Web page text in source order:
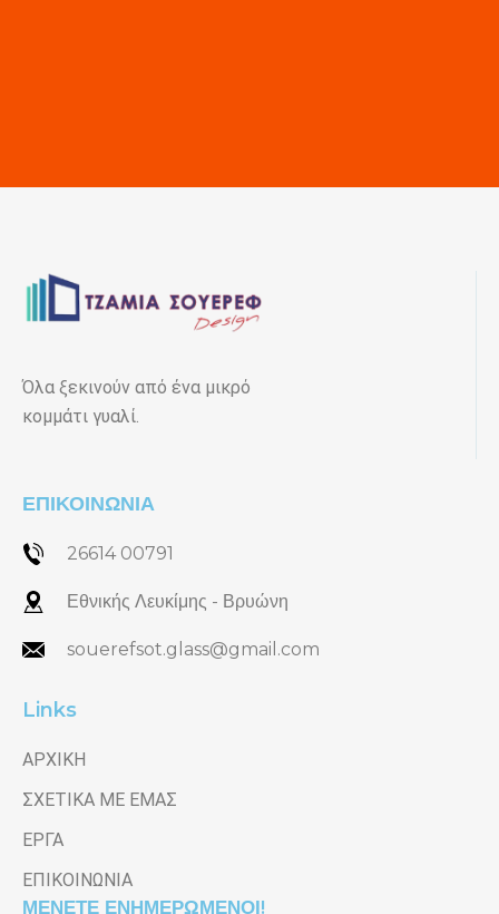
Όλα ξεκινούν από ένα μικρό
κομμάτι γυαλί.
ΕΠΙΚΟΙΝΩΝΙΑ
26614 00791
Εθνικής Λευκίμης - Βρυώνη
souerefsot.glass@gmail.com
Links
ΑΡΧΙΚΗ
ΣΧΕΤΙΚΑ ΜΕ ΕΜΑΣ
ΕΡΓΑ
ΕΠΙΚΟΙΝΩΝΙΑ
ΜΕΝΕΤΕ ΕΝΗΜΕΡΩΜΕΝΟΙ!